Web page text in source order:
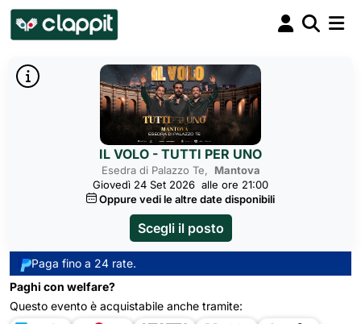
IL VOLO - TUTTI PER UNO
Esedra di Palazzo Te, Mantova
Giovedì 24 Set 2026 alle ore 21:00
Oppure vedi le altre date disponibili
Scegli il posto
Paga fino a 24 rate.
Paghi con welfare?
Questo evento è acquistabile anche tramite: